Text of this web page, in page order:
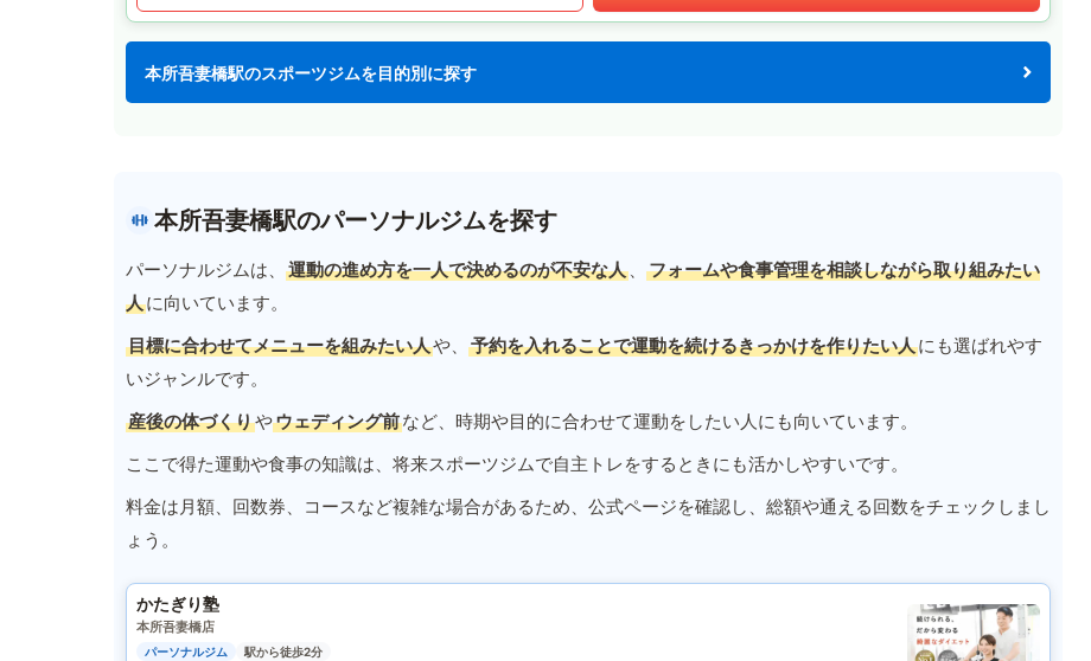
本所吾妻橋駅のスポーツジムを目的別に探す
本所吾妻橋駅のパーソナルジムを探す
パーソナルジムは、 運動の進め方を一人で決めるのが不安な人 、
フォームや食事管理を相談しながら取り組みたい
人に向いています。
目標に合わせてメニューを組みたい人や、 予約を入れることで運動を続けるきっかけを作りたい人にも選ばれやす
いジャンルです。
産後の体づくりやウェディング前など、時期や目的に合わせて運動をしたい人にも向いています。
ここで得た運動や食事の知識は、将来スポーツジムで自主トレをするときにも活かしやすいです。
料金は月額、回数券、コースなど複雑な場合があるため、公式ページを確認し、総額や通える回数をチェックしまし
ょう。
かたぎり塾
本所吾妻橋店
パーソナルジム
駅から徒歩2分